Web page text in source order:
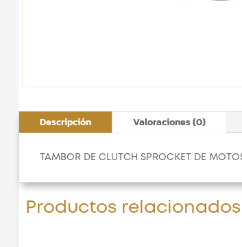
Descripción Valoraciones (0)
TAMBOR DE CLUTCH SPROCKET DE
Productos relacionados